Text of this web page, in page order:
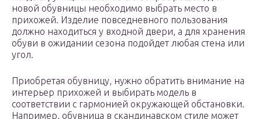
новой обувницы необходимо выбрать место в
прихожей. Изделие повседневного пользования
должно находиться у входной двери, а для хранения
обуви в ожидании сезона подойдет любая стена или
угол.
Приобретая обувницу, нужно обратить внимание на
интерьер прихожей и выбирать модель в
соответствии с гармонией окружающей обстановки.
Например, обувница в скандинавском стиле может